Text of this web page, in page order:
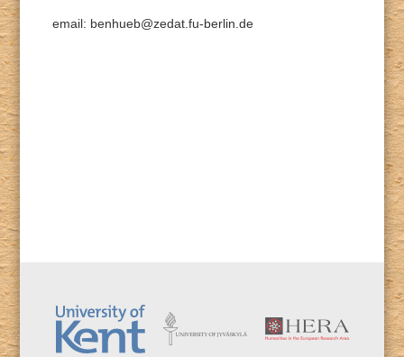
email: benhueb@zedat.fu-berlin.de